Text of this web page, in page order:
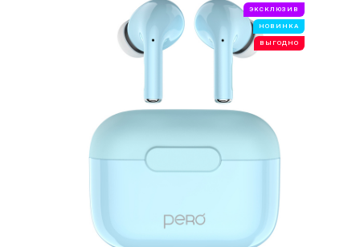
ЭКСКЛЮЗИВ
НОВИНКА
ВЫГОДНО